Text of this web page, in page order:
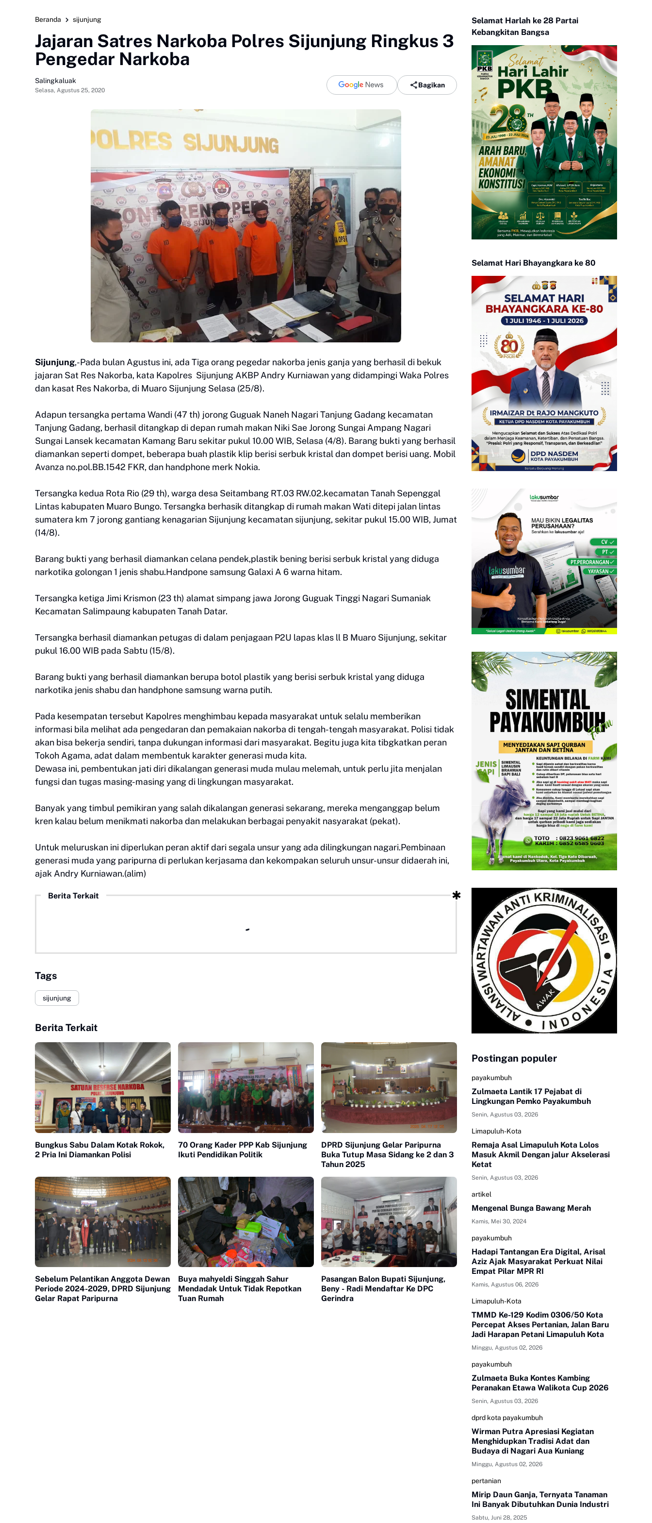
Beranda sijunjung
Jajaran Satres Narkoba Polres Sijunjung Ringkus 3
Pengedar Narkoba
Salingkaluak
Selasa, Agustus 25, 2020
Bagikan
Sijunjung,-Pada bulan Agustus ini, ada Tiga orang pegedar nakorba jenis ganja yang berhasil di bekuk
jajaran Sat Res Nakorba, kata Kapolres Sijunjung AKBP Andry Kurniawan yang didampingi Waka Polres
dan kasat Res Nakorba, di Muaro Sijunjung Selasa (25/8).
Adapun tersangka pertama Wandi (47 th) jorong Guguak Naneh Nagari Tanjung Gadang kecamatan
Tanjung Gadang, berhasil ditangkap di depan rumah makan Niki Sae Jorong Sungai Ampang Nagari
Sungai Lansek kecamatan Kamang Baru sekitar pukul 10.00 WIB, Selasa (4/8). Barang bukti yang berhasil
diamankan seperti dompet, beberapa buah plastik klip berisi serbuk kristal dan dompet berisi uang. Mobil
Avanza no.pol.BB.1542 FKR, dan handphone merk Nokia.
Tersangka kedua Rota Rio (29 th), warga desa Seitambang RT.03 RW.02.kecamatan Tanah Sepenggal
Lintas kabupaten Muaro Bungo. Tersangka berhasik ditangkap di rumah makan Wati ditepi jalan lintas
sumatera km 7 jorong gantiang kenagarian Sijunjung kecamatan sijunjung, sekitar pukul 15.00 WIB, Jumat
(14/8).
Barang bukti yang berhasil diamankan celana pendek,plastik bening berisi serbuk kristal yang diduga
narkotika golongan 1 jenis shabu.Handpone samsung Galaxi A 6 warna hitam.
Tersangka ketiga Jimi Krismon (23 th) alamat simpang jawa Jorong Guguak Tinggi Nagari Sumaniak
Kecamatan Salimpaung kabupaten Tanah Datar.
Tersangka berhasil diamankan petugas di dalam penjagaan P2U lapas klas ll B Muaro Sijunjung, sekitar
pukul 16.00 WIB pada Sabtu (15/8).
Barang bukti yang berhasil diamankan berupa botol plastik yang berisi serbuk kristal yang diduga
narkotika jenis shabu dan handphone samsung warna putih.
Pada kesempatan tersebut Kapolres menghimbau kepada masyarakat untuk selalu memberikan
informasi bila melihat ada pengedaran dan pemakaian nakorba di tengah-tengah masyarakat. Polisi tidak
akan bisa bekerja sendiri, tanpa dukungan informasi dari masyarakat. Begitu juga kita tibgkatkan peran
Tokoh Agama, adat dalam membentuk karakter generasi muda kita.
Dewasa ini, pembentukan jati diri dikalangan generasi muda mulau melemah, untuk perlu jita menjalan
fungsi dan tugas masing-masing yang di lingkungan masyarakat.
Banyak yang timbul pemikiran yang salah dikalangan generasi sekarang, mereka menganggap belum
kren kalau belum menikmati nakorba dan melakukan berbagai penyakit nasyarakat (pekat).
Untuk meluruskan ini diperlukan peran aktif dari segala unsur yang ada dilingkungan nagari.Pembinaan
generasi muda yang paripurna di perlukan kerjasama dan kekompakan seluruh unsur-unsur didaerah ini,
ajak Andry Kurniawan.(alim)
Berita Terkait
Tags
sijunjung
Berita Terkait
Bungkus Sabu Dalam Kotak Rokok,
2 Pria Ini Diamankan Polisi
70 Orang Kader PPP Kab Sijunjung
Ikuti Pendidikan Politik
DPRD Sijunjung Gelar Paripurna
Buka Tutup Masa Sidang ke 2 dan 3
Tahun 2025
Sebelum Pelantikan Anggota Dewan
Periode 2024-2029, DPRD Sijunjung
Gelar Rapat Paripurna
Buya mahyeldi Singgah Sahur
Mendadak Untuk Tidak Repotkan
Tuan Rumah
Pasangan Balon Bupati Sijunjung,
Beny - Radi Mendaftar Ke DPC
Gerindra
Selamat Harlah ke 28 Partai
Kebangkitan Bangsa
Selamat Hari Bhayangkara ke 80
Postingan populer
payakumbuh
Zulmaeta Lantik 17 Pejabat di
Lingkungan Pemko Payakumbuh
Senin, Agustus 03, 2026
Limapuluh-Kota
Remaja Asal Limapuluh Kota Lolos
Masuk Akmil Dengan jalur Akselerasi
Ketat
Senin, Agustus 03, 2026
artikel
Mengenal Bunga Bawang Merah
Kamis, Mei 30, 2024
payakumbuh
Hadapi Tantangan Era Digital, Arisal
Aziz Ajak Masyarakat Perkuat Nilai
Empat Pilar MPR RI
Kamis, Agustus 06, 2026
Limapuluh-Kota
TMMD Ke-129 Kodim 0306/50 Kota
Percepat Akses Pertanian, Jalan Baru
Jadi Harapan Petani Limapuluh Kota
Minggu, Agustus 02, 2026
payakumbuh
Zulmaeta Buka Kontes Kambing
Peranakan Etawa Walikota Cup 2026
Senin, Agustus 03, 2026
dprd kota payakumbuh
Wirman Putra Apresiasi Kegiatan
Menghidupkan Tradisi Adat dan
Budaya di Nagari Aua Kuniang
Minggu, Agustus 02, 2026
pertanian
Mirip Daun Ganja, Ternyata Tanaman
Ini Banyak Dibutuhkan Dunia Industri
Sabtu, Juni 28, 2025